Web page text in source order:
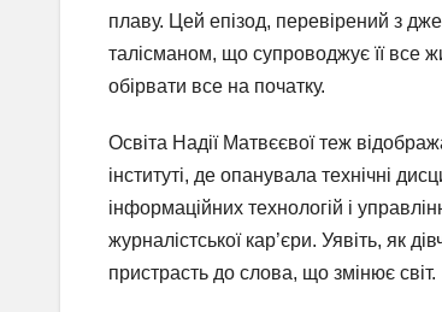
плаву. Цей епізод, перевірений з
талісманом, що супроводжує її все
обірвати все на початку.
Освіта Надії Матвєєвої теж
інституті, де опанувала технічні
інформаційних технологій і
журналістської кар’єри. Уявіть, як
пристрасть до слова, що змінює світ.